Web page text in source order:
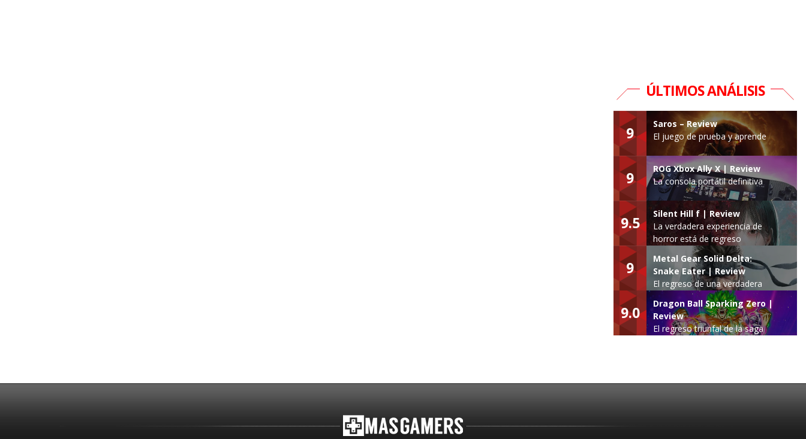
ÚLTIMOS ANÁLISIS
9
Saros – Review
El juego de prueba y aprende
9
ROG Xbox Ally X | Review
La consola portátil definitiva
9.5
Silent Hill f | Review
La verdadera experiencia de
horror está de regreso
9
Metal Gear Solid Delta:
Snake Eater | Review
El regreso de una verdadera
leyenda
9.0
Dragon Ball Sparking Zero |
Review
El regreso triunfal de la saga